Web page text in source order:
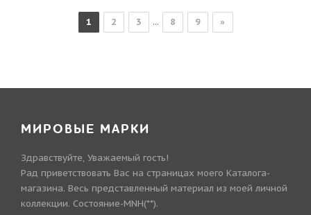
1 2 3 ... 8 9 »
МИРОВЫЕ МАРКИ
Здравствуйте, Уважаемый гость!
Рад приветствовать Вас на страницах моего Каталога-
магазина. Весь представленный материал из моей личной
коллекции. Состояние-MNH(**).